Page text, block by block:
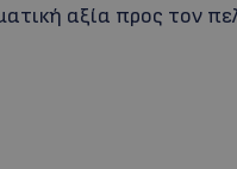
αξία προς τον